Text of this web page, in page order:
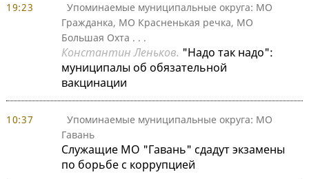
19:23
Упоминаемые муниципальные округа: МО
Гражданка, МО Красненькая речка, МО
Большая Охта . . .
Константин Леньков. "Надо так надо":
муниципалы об обязательной
вакцинации
10:37
Упоминаемые муниципальные округа: МО
Гавань
Служащие МО "Гавань" сдадут экзамены
по борьбе с коррупцией